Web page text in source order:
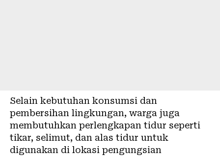
Selain kebutuhan konsumsi dan
pembersihan lingkungan, warga juga
membutuhkan perlengkapan tidur seperti
tikar, selimut, dan alas tidur untuk
digunakan di lokasi pengungsian